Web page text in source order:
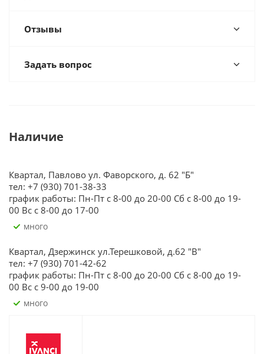
Отзывы
Задать вопрос
Наличие
Квартал, Павлово ул. Фаворского, д. 62 "Б"
тел: +7 (930) 701-38-33
график работы: Пн-Пт с 8-00 до 20-00 Сб с 8-00 до 19-
00 Вс с 8-00 до 17-00
Много
Квартал, Дзержинск ул.Терешковой, д.62 "В"
тел: +7 (930) 701-42-62
график работы: Пн-Пт с 8-00 до 20-00 Сб с 8-00 до 19-
00 Вс с 9-00 до 19-00
Много